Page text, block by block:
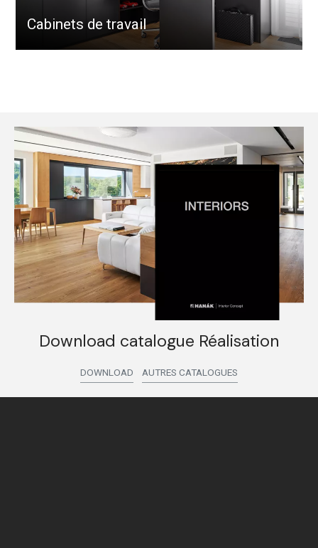
Cabinets de travail
Download catalogue Réalisation
DOWNLOAD AUTRES CATALOGUES